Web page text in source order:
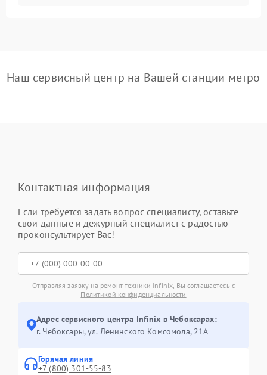
Наш сервисный центр на Вашей станции метро
Контактная информация
Если требуется задать вопрос специалисту, оставьте
свои данные и дежурный специалист с радостью
проконсультирует Вас!
Отправляя заявку на ремонт техники Infinix, Вы соглашаетесь с
Политикой конфиденциальности
Адрес сервисного центра Infinix в Чебоксарах:
г. Чебоксары, ул. Ленинского Комсомола, 21А
Горячая линия
+7 (800) 301-55-83